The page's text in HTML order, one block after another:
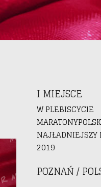
I MIEJSCE
W PLEBISCYCIE
NAJŁADNIEJSZY
2019
POZNAŃ /